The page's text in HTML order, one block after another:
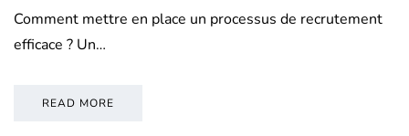
Comment mettre en place un processus de recrutement
efficace ? Un…
READ MORE